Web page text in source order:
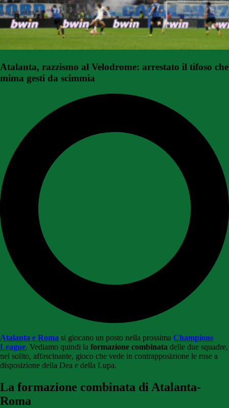
Atalanta, razzismo al Velodrome: arrestato il tifoso che
mima gesti da scimmia
Atalanta e Roma si giocano un posto nella prossima Champions
League. Vediamo quindi la formazione combinata delle due squadre,
nel solito, affascinante, gioco che vede in contrapposizione le rose a
disposizione della Dea e della Lupa.
La formazione combinata di Atalanta-
Roma